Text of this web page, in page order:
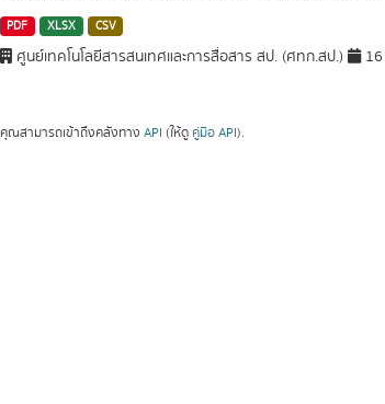
PDF XLSX CSV
ศูนย์เทคโนโลยีสารสนเทศและการสื่อสาร สป. (ศทก.สป.) 16
คุณสามารถเข้าถึงคลังทาง API (ให้ดู คู่มือ API).